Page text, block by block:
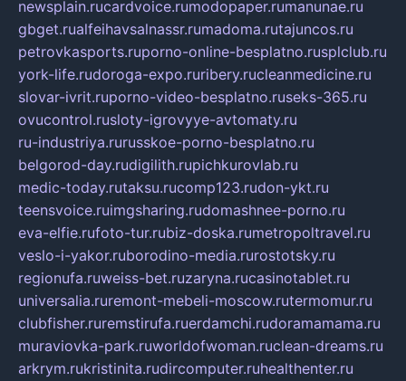
newsplain.rucardvoice.rumodopaper.rumanunae.ru
gbget.rualfeihavsalnassr.rumadoma.rutajuncos.ru
petrovkasports.ruporno-online-besplatno.rusplclub.ru
york-life.rudoroga-expo.ruribery.rucleanmedicine.ru
slovar-ivrit.ruporno-video-besplatno.ruseks-365.ru
ovucontrol.rusloty-igrovyye-avtomaty.ru
ru-industriya.rurusskoe-porno-besplatno.ru
belgorod-day.rudigilith.rupichkurovlab.ru
medic-today.rutaksu.rucomp123.rudon-ykt.ru
teensvoice.ruimgsharing.rudomashnee-porno.ru
eva-elfie.rufoto-tur.rubiz-doska.rumetropoltravel.ru
veslo-i-yakor.ruborodino-media.rurostotsky.ru
regionufa.ruweiss-bet.ruzaryna.rucasinotablet.ru
universalia.ruremont-mebeli-moscow.rutermomur.ru
clubfisher.ruremstirufa.ruerdamchi.rudoramamama.ru
muraviovka-park.ruworldofwoman.ruclean-dreams.ru
arkrym.rukristinita.rudircomputer.ruhealthenter.ru